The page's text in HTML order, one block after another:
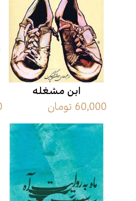
ابن مشغله
60,000 تومان